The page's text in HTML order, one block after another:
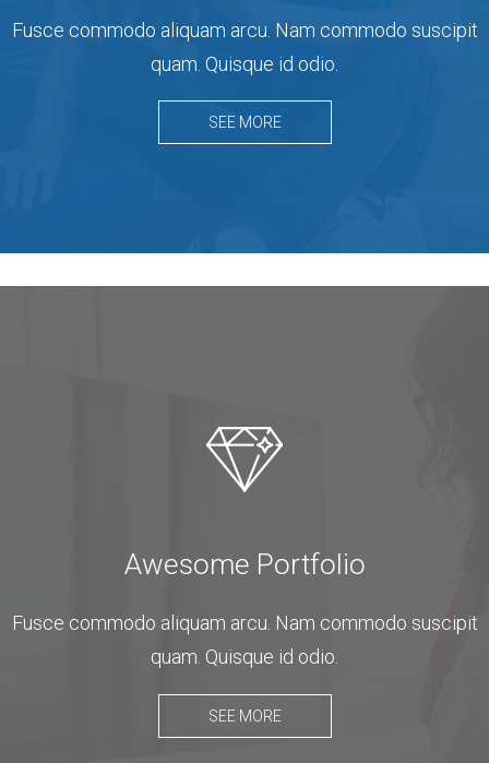
Fusce commodo aliquam arcu. Nam commodo suscipit
quam. Quisque id odio.
SEE MORE
Awesome Portfolio
Fusce commodo aliquam arcu. Nam commodo suscipit
quam. Quisque id odio.
SEE MORE